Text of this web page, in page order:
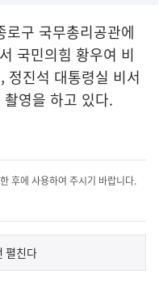
구 국무총리공관에
국민의힘 황우여 비
정진석 대통령실 비서
영을 하고 있다.
후에 사용하여 주시기 바랍니다.
펼친다